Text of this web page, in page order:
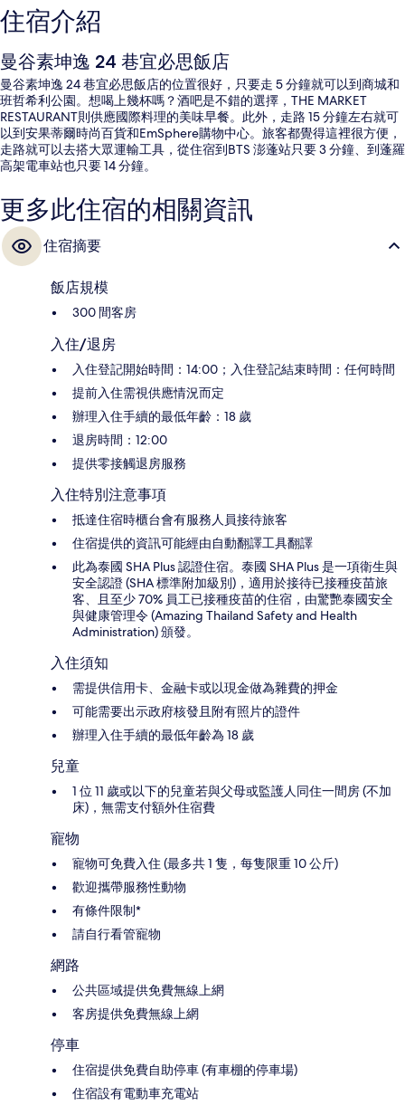
住宿介紹
曼谷素坤逸 24 巷宜必思飯店
曼谷素坤逸 24 巷宜必思飯店的位置很好，只要走 5 分鐘就可以到商城和
班哲希利公園。想喝上幾杯嗎？酒吧是不錯的選擇，THE MARKET
RESTAURANT則供應國際料理的美味早餐。此外，走路 15 分鐘左右就可
以到安果蒂爾時尚百貨和EmSphere購物中心。旅客都覺得這裡很方便，
走路就可以去搭大眾運輸工具，從住宿到BTS 澎蓬站只要 3 分鐘、到蓬羅
高架電車站也只要 14 分鐘。
更多此住宿的相關資訊
住宿摘要
飯店規模
300 間客房
入住/退房
入住登記開始時間：14:00；入住登記結束時間：任何時間
提前入住需視供應情況而定
辦理入住手續的最低年齡：18 歲
退房時間：12:00
提供零接觸退房服務
入住特別注意事項
抵達住宿時櫃台會有服務人員接待旅客
住宿提供的資訊可能經由自動翻譯工具翻譯
此為泰國 SHA Plus 認證住宿。泰國 SHA Plus 是一項衛生與
安全認證 (SHA 標準附加級別)，適用於接待已接種疫苗旅
客、且至少 70% 員工已接種疫苗的住宿，由驚艷泰國安全
與健康管理令 (Amazing Thailand Safety and Health
Administration) 頒發。
入住須知
需提供信用卡、金融卡或以現金做為雜費的押金
可能需要出示政府核發且附有照片的證件
辦理入住手續的最低年齡為 18 歲
兒童
1 位 11 歲或以下的兒童若與父母或監護人同住一間房 (不加
床)，無需支付額外住宿費
寵物
寵物可免費入住 (最多共 1 隻，每隻限重 10 公斤)
歡迎攜帶服務性動物
有條件限制*
請自行看管寵物
網路
公共區域提供免費無線上網
客房提供免費無線上網
停車
住宿提供免費自助停車 (有車棚的停車場)
住宿設有電動車充電站